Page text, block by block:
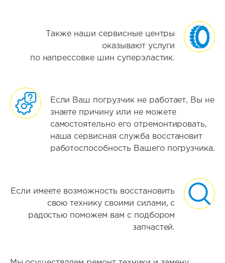
Также наши сервисные центры
оказывают услуги
по напрессовке шин суперэластик.
Если Ваш погрузчик не работает, Вы не
знаете причину или не можете
самостоятельно его отремонтировать,
наша сервисная служба восстановит
работоспособность Вашего погрузчика.
Если имеете возможность восстановить
свою технику своими силами, с
радостью поможем вам с подбором
запчастей.